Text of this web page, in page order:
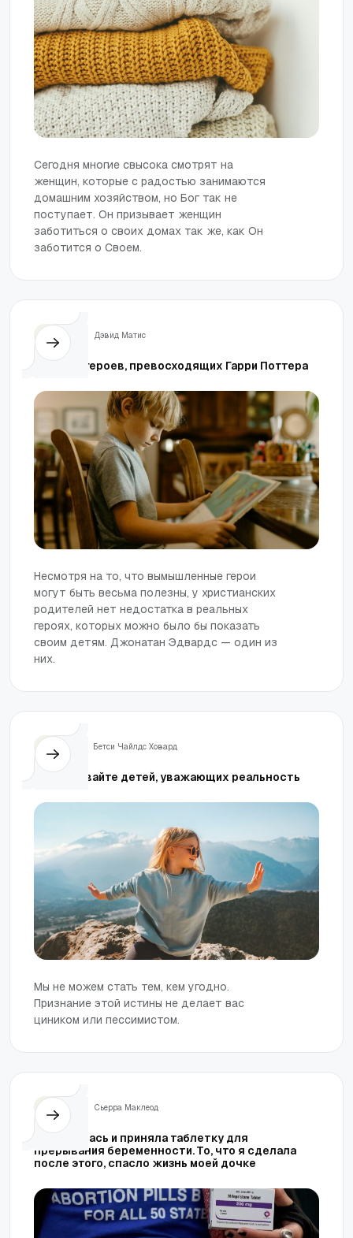
Сегодня многие свысока смотрят на
женщин, которые с радостью занимаются
домашним хозяйством, но Бог так не
поступает. Он призывает женщин
заботиться о своих домах так же, как Он
заботится о Своем.
Дэвид Матис
Найдите героев, превосходящих Гарри Поттера
Несмотря на то, что вымышленные герои
могут быть весьма полезны, у христианских
родителей нет недостатка в реальных
героях, которых можно было бы показать
своим детям. Джонатан Эдвардс — один из
них.
Бетси Чайлдс Ховард
Воспитывайте детей, уважающих реальность
Мы не можем стать тем, кем угодно.
Признание этой истины не делает вас
циником или пессимистом.
Сьерра Маклеод
Я испугалась и приняла таблетку для
прерывания беременности. То, что я сделала
после этого, спасло жизнь моей дочке